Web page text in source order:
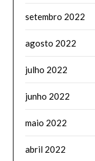
setembro 2022
agosto 2022
julho 2022
junho 2022
maio 2022
abril 2022